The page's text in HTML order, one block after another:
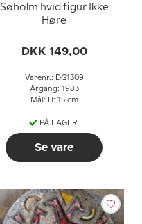
Søholm hvid figur Ikke
Høre
DKK 149,00
Varenr.: DG1309
Årgang: 1983
Mål: H: 15 cm
PÅ LAGER
Se vare